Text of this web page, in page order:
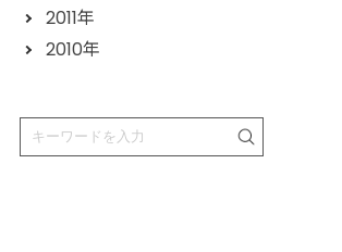
2011年
2010年